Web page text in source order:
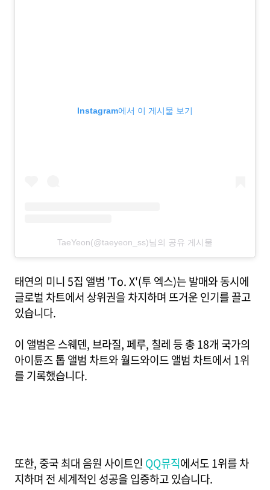
Instagram에서 이 게시물 보기
TaeYeon(@taeyeon_ss)님의 공유 게시물
태연의 미니 5집 앨범 'To. X'(투 엑스)는 발매와 동시에
글로벌 차트에서 상위권을 차지하며 뜨거운 인기를 끌고
있습니다.
이 앨범은 스웨덴, 브라질, 페루, 칠레 등 총 18개 국가의
아이튠즈 톱 앨범 차트와 월드와이드 앨범 차트에서 1위
를 기록했습니다.
또한, 중국 최대 음원 사이트인 QQ뮤직에서도 1위를 차
지하며 전 세계적인 성공을 입증하고 있습니다.